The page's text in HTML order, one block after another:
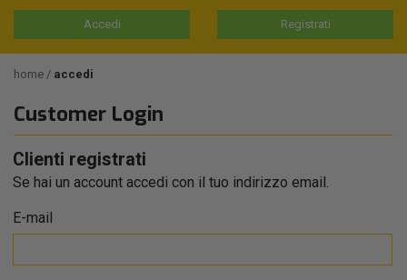
Accedi Registrati
home accedi
Customer Login
Clienti registrati
Se hai un account accedi con il tuo indirizzo email.
E-mail